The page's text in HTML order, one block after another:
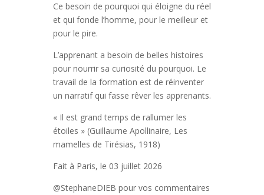
Ce besoin de pourquoi qui éloigne du réel
et qui fonde l’homme, pour le meilleur et
pour le pire.
L’apprenant a besoin de belles histoires
pour nourrir sa curiosité du pourquoi. Le
travail de la formation est de réinventer
un narratif qui fasse rêver les apprenants.
« Il est grand temps de rallumer les
étoiles » (Guillaume Apollinaire, Les
mamelles de Tirésias, 1918)
Fait à Paris, le 03 juillet 2026
@StephaneDIEB pour vos commentaires